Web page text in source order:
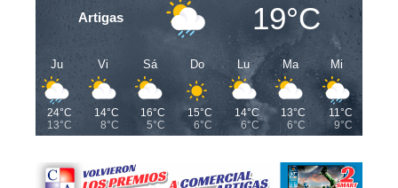
Artigas 19°C
Ju
24°C
13°C
Vi
14°C
8°C
Sá
16°C
5°C
Do
15°C
6°C
Lu
14°C
6°C
Ma
13°C
6°C
Mi
11°C
9°C